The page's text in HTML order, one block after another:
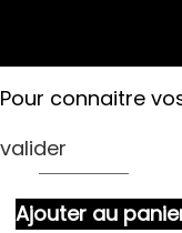
Pour connaitre
valider
Ajouter au